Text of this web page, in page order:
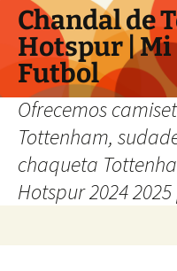
Chandal de
Hotspur |
Futbol
Ofrecemos
Tottenham,
chaqueta
Hotspur 2024